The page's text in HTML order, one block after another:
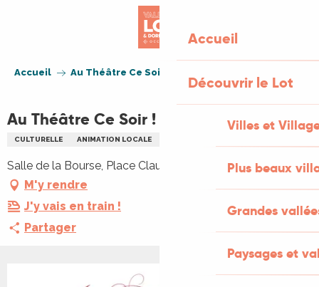
Accueil
Découvrir le Lot
Villes et
Plus beaux
Grandes
Paysages et
Accueil Au Théâtre Ce Soir !
Au Théâtre Ce Soir !
CULTURELLE ANIMATION LOCALE
Salle de la Bourse, Place Claude Rousseau, 46000 Cahors
M'y rendre
J'y vais en train !
Partager